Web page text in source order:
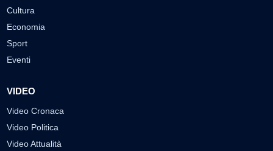
Cultura
Economia
Sport
Eventi
VIDEO
Video Cronaca
Video Politica
Video Attualità